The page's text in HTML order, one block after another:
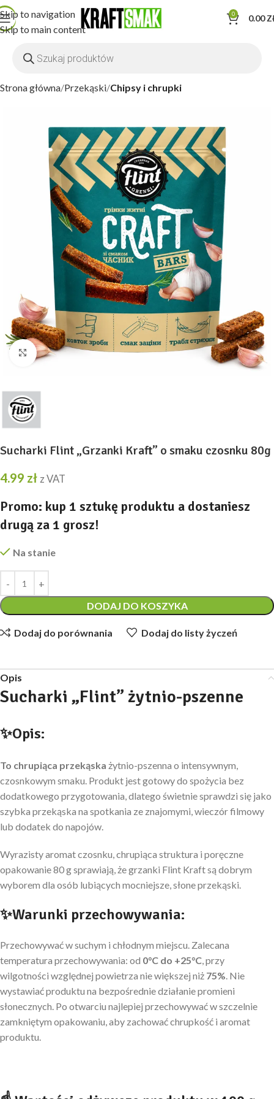
Skip to navigation
Skip to main content
0 0.00
Strona główna Przekąski Chipsy i chrupki
Kliknij, aby powiększyć
Sucharki Flint „Grzanki Kraft” o smaku czosnku 80g
4.99 zł z VAT
Promo: kup 1 sztukę produktu a dostaniesz
drugą za 1 grosz!
Na stanie
DODAJ DO KOSZYKA
Dodaj do porównania Dodaj do listy życzeń
Opis
Sucharki „Flint” żytnio-pszenne
✨Opis:
To chrupiąca przekąska żytnio-pszenna o intensywnym,
czosnkowym smaku. Produkt jest gotowy do spożycia bez
dodatkowego przygotowania, dlatego świetnie sprawdzi się jako
szybka przekąska na spotkania ze znajomymi, wieczór filmowy
lub dodatek do napojów.
Wyrazisty aromat czosnku, chrupiąca struktura i poręczne
opakowanie 80 g sprawiają, że grzanki Flint Kraft są dobrym
wyborem dla osób lubiących mocniejsze, słone przekąski.
✨Warunki przechowywania:
Przechowywać w suchym i chłodnym miejscu. Zalecana
temperatura przechowywania: od 0°C do +25°C, przy
wilgotności względnej powietrza nie większej niż 75%. Nie
wystawiać produktu na bezpośrednie działanie promieni
słonecznych. Po otwarciu najlepiej przechowywać w szczelnie
zamkniętym opakowaniu, aby zachować chrupkość i aromat
produktu.